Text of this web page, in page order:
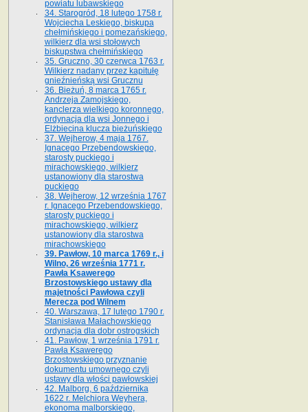
powiatu lubawskiego
34. Starogród, 18 lutego 1758 r.
Wojciecha Leskiego, biskupa
chełmińskiego i pomezańskiego,
wilkierz dla wsi stołowych
biskupstwa chełmińskiego
35. Gruczno, 30 czerwca 1763 r.
Wilkierz nadany przez kapitułę
gnieźnieńską wsi Grucznu
36. Bieżuń, 8 marca 1765 r.
Andrzeja Zamojskiego,
kanclerza wielkiego koronnego,
ordynacja dla wsi Jonnego i
Elżbiecina klucza bieżuńskiego
37. Wejherow, 4 maja 1767.
Ignacego Przebendowskiego,
starosty puckiego i
mirachowskiego, wilkierz
ustanowiony dla starostwa
puckiego
38. Wejherow, 12 września 1767
r. Ignacego Przebendowskiego,
starosty puckiego i
mirachowskiego, wilkierz
ustanowiony dla starostwa
mirachowskiego
39. Pawłow, 10 marca 1769 r., i
Wilno, 26 września 1771 r.
Pawła Ksawerego
Brzostowskiego ustawy dla
majętności Pawłowa czyli
Merecza pod Wilnem
40. Warszawa, 17 lutego 1790 r.
Stanisława Małachowskiego
ordynacja dla dobr ostrogskich
41. Pawłow, 1 września 1791 r.
Pawła Ksawerego
Brzostowskiego przyznanie
dokumentu umownego czyli
ustawy dla włości pawłowskiej
42. Malborg, 6 października
1622 r. Melchiora Weyhera,
ekonoma malborskiego,